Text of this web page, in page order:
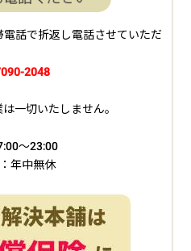
話で折返し電話させていただ
2048
一切いたしません。
～23:00
年中無休